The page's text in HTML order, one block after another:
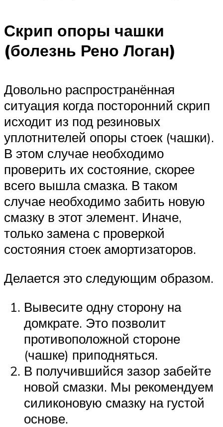
Скрип опоры чашки
(болезнь Рено Логан)
Довольно распространённая
ситуация когда посторонний скрип
исходит из под резиновых
уплотнителей опоры стоек (чашки).
В этом случае необходимо
проверить их состояние, скорее
всего вышла смазка. В таком
случае необходимо забить новую
смазку в этот элемент. Иначе,
только замена с проверкой
состояния стоек амортизаторов.
Делается это следующим образом.
Вывесите одну сторону на
домкрате. Это позволит
противоположной стороне
(чашке) приподняться.
В получившийся зазор забейте
новой смазки. Мы рекомендуем
силиконовую смазку на густой
основе.